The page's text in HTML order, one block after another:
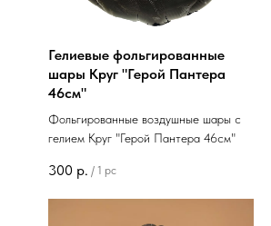
Гелиевые фольгированные
шары Круг "Герой Пантера
46см"
Фольгированные воздушные шары с
гелием Круг "Герой Пантера 46см"
300 р. / 1 pc